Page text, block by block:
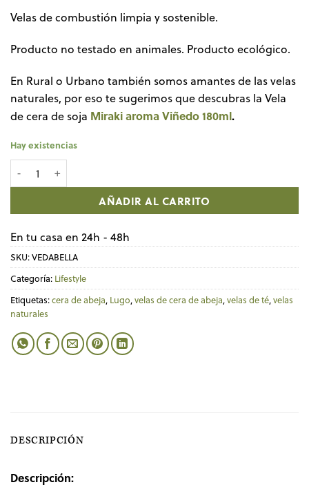
Velas de combustión limpia y sostenible.
Producto no testado en animales. Producto ecológico.
En Rural o Urbano también somos amantes de las velas
naturales, por eso te sugerimos que descubras la Vela
de cera de soja Miraki aroma Viñedo 180ml.
Hay existencias
Bolsa 15 velas de cera de abeja 100% pura D'Abella cantidad
AÑADIR AL CARRITO
En tu casa en 24h - 48h
SKU:VEDABELLA
Categoría: Lifestyle
Etiquetas:cera de abeja, Lugo, velas de cera de abeja, velas de té, velas
naturales
DESCRIPCIÓN
Descripción: